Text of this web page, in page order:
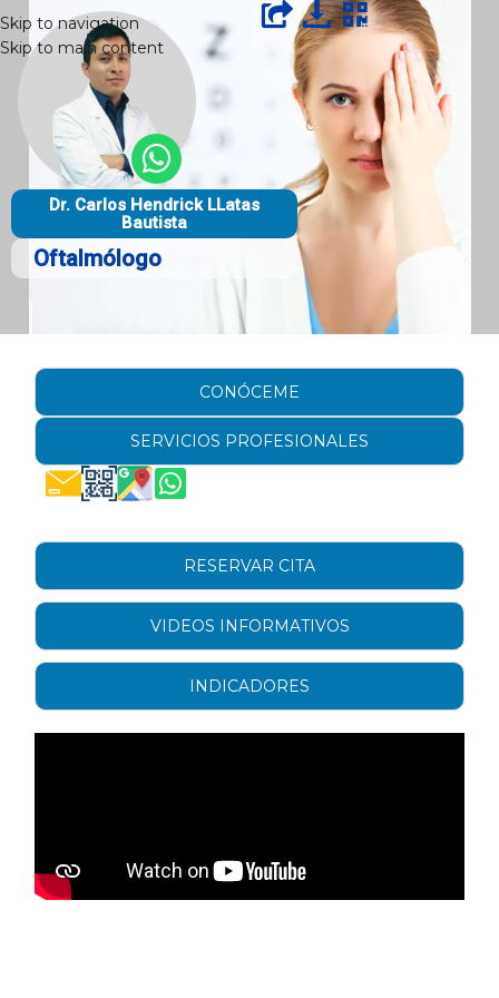
Skip to navigation
Skip to main content
Dr. Carlos Hendrick LLatas
Bautista
Oftalmólogo
CONÓCEME
SERVICIOS PROFESIONALES
RESERVAR CITA
VIDEOS INFORMATIVOS
INDICADORES